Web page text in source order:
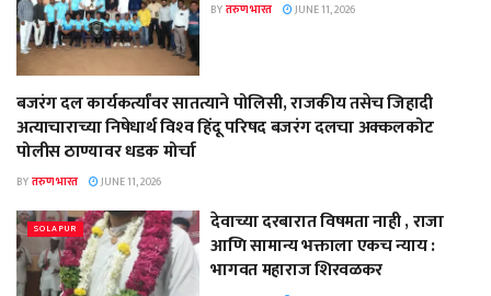
BYतरुण भारत JUNE 11, 2026
SOLAPUR
बजरंग दल कार्यकर्त्यांवर सातत्याने पोलिसी, राजकीय तसेच जिहादी
अत्याचाराच्या निषेधार्थ विश्‍व हिंदू परिषद बजरंग दलचा अक्कलकोट
पोलीस ठाण्यावर धडक मोर्चा
BYतरुण भारत JUNE 11, 2026
SOLAPUR
देवाच्या दरबारात विषमता नाही , राजा
आणि सामान्य भक्ताला एकच न्याय :
भागवत महाराज शिरवळकर